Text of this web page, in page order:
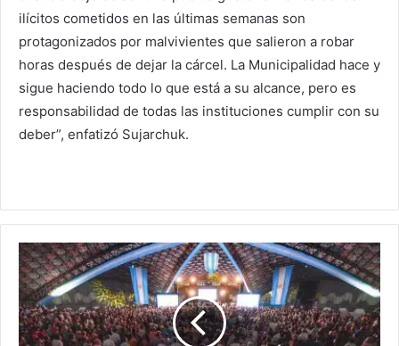
ilícitos cometidos en las últimas semanas son
protagonizados por malvivientes que salieron a robar
horas después de dejar la cárcel. La Municipalidad hace y
sigue haciendo todo lo que está a su alcance, pero es
responsabilidad de todas las instituciones cumplir con su
deber”, enfatizó Sujarchuk.